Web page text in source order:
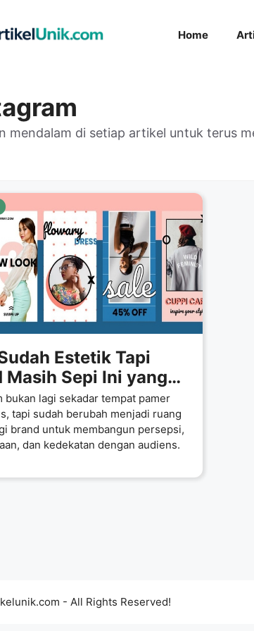
Home
mendalam di setiap artikel untuk terus
Estetik Tapi
Masih Sepi Ini yang
Terlewat Saat
Instagram
bukan lagi sekadar tempat pamer
tapi sudah berubah menjadi ruang
brand untuk membangun persepsi,
dan kedekatan dengan audiens.
- All Rights Reserved!